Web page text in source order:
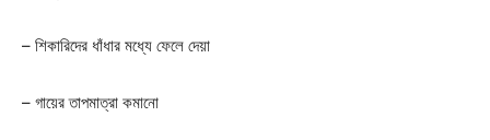
– শিকারিদের ধাঁধার মধ্যে ফেলে দেয়া
– গায়ের তাপমাত্রা কমানো